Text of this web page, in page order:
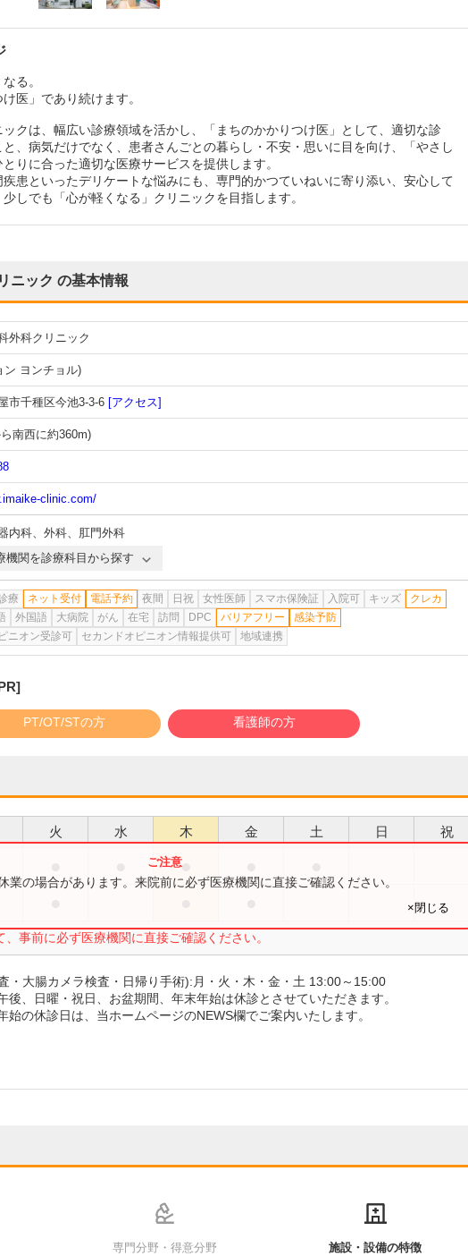
る。
医」であり続けます。
クは、幅広い診療領域を活かし、「まちのかかりつけ医」として、適切な診
、病気だけでなく、患者さんごとの暮らし・不安・思いに目を向け、「やさし
りに合った適切な医療サービスを提供します。
疾患といったデリケートな悩みにも、専門的かつていねいに寄り添い、安心して
しでも「心が軽くなる」クリニックを目指します。
ニック の基本情報
外科クリニック
ン ヨンチョル)
市千種区今池3-3-6 [アクセス]
南西に約360m)
clinic.com/
内科、 外科、 肛門外科
機関を診療科目から探す
療 ネット受付 電話予約 夜間 日祝 女性医師 スマホ保険証 入院可 キッズ
クレカ
外国語 大病院 がん 在宅 訪問 DPC バリアフリー
感染予防
ニオン受診可
セカンドオピニオン情報提供可 地域連携
PT/OT/STの方 看護師の方
火 水 木 金 土 日 祝
●
事前に必ず医療機関に直接ご確認ください。
業の場合があります。来院前に必ず医療機関に直接ご確認ください。
×閉じる
・大腸カメラ検査・日帰り手術):月・火・木・金・土 13:00～15:00
、日曜・祝日、お盆期間、年末年始は休診とさせていただきます。
の休診日は、当ホームページのNEWS欄でご案内いたします。
専門分野・得意分野 施設・設備の特徴